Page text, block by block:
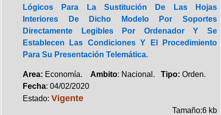
Lógicos Para La Sustitución De Las Hojas
Interiores De Dicho Modelo Por Soportes
Directamente Legibles Por Ordenador Y Se
Establecen Las Condiciones Y El Procedimiento
Para Su Presentación Telemática.
Area: Economía. Ambito: Nacional. Tipo: Orden.
Fecha: 04/02/2020
Estado: Vigente
Tamaño:6 kb